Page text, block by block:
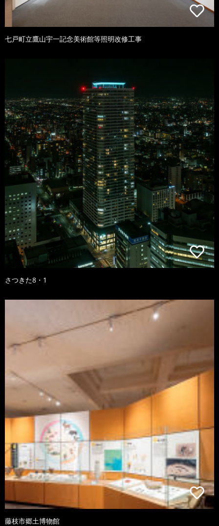
七戸町立鷹山宇一記念美術館等照明改修工事
さつきた8・1
藤枝市郷土博物館